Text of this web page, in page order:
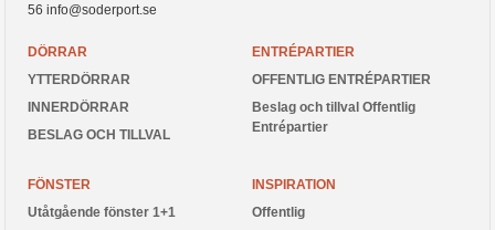
56 info@soderport.se
DÖRRAR
YTTERDÖRRAR
INNERDÖRRAR
BESLAG OCH TILLVAL
ENTRÉPARTIER
OFFENTLIG ENTRÉPARTIER
Beslag och tillval Offentlig
Entrépartier
FÖNSTER
Utåtgående fönster 1+1
INSPIRATION
Offentlig